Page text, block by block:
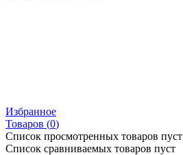
Избранное
Товаров (0)
Список просмотренных товаров пуст
Список сравниваемых товаров пуст